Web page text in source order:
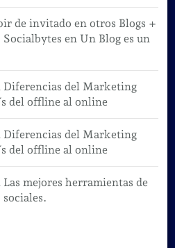
de invitado en otros Blogs +
en Un Blog es un
Diferencias del Marketing
del offline al online
Diferencias del Marketing
del offline al online
Las mejores herramientas de
sociales.